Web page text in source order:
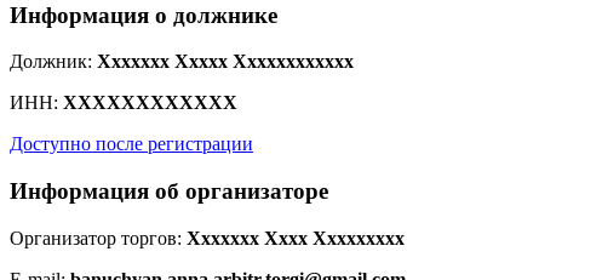
Информация о должнике
Должник: Xxxxxxx Xxxxx Xxxxxxxxxxxx
ИНН: XXXXXXXXXXXX
Доступно после регистрации
Информация об организаторе
Организатор торгов: Xxxxxxx Xxxx Xxxxxxxxx